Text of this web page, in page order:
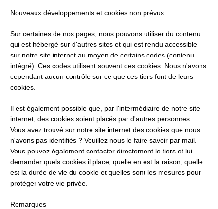
Nouveaux développements et cookies non prévus
Sur certaines de nos pages, nous pouvons utiliser du contenu
qui est hébergé sur d'autres sites et qui est rendu accessible
sur notre site internet au moyen de certains codes (contenu
intégré). Ces codes utilisent souvent des cookies. Nous n'avons
cependant aucun contrôle sur ce que ces tiers font de leurs
cookies.
Il est également possible que, par l'intermédiaire de notre site
internet, des cookies soient placés par d'autres personnes.
Vous avez trouvé sur notre site internet des cookies que nous
n'avons pas identifiés ? Veuillez nous le faire savoir par mail.
Vous pouvez également contacter directement le tiers et lui
demander quels cookies il place, quelle en est la raison, quelle
est la durée de vie du cookie et quelles sont les mesures pour
protéger votre vie privée.
Remarques